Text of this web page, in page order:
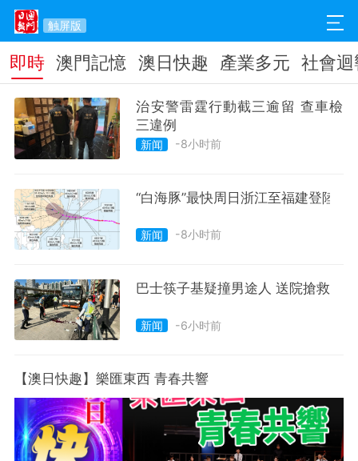
触屏版
即時 澳門記憶 澳日快趣 產業多元 社會迴
治安警雷霆行動截三逾留 查車檢
三違例
新闻 -8小时前
“白海豚”最快周日浙江至福建登陸
新闻 -8小时前
巴士筷子基疑撞男途人 送院搶救
新闻 -6小时前
【澳日快趣】樂匯東西 青春共響